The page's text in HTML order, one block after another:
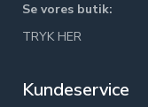
Se vores butik:
TRYK HER
Kundeservice